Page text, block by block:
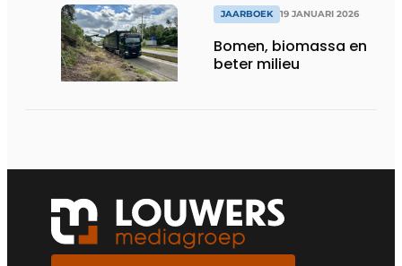
JAARBOEK 19 JANUARI 2026
Bomen, biomassa en
beter milieu